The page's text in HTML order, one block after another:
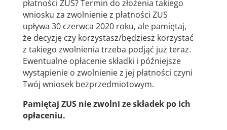
płatności ZUS? Termin do złożenia takiego
wniosku za zwolnienie z płatności ZUS
upływa 30 czerwca 2020 roku, ale pamiętaj,
że decyzję czy korzystasz/będziesz korzystać
z takiego zwolnienia trzeba podjąć już teraz.
Ewentualne opłacenie składki i późniejsze
wystąpienie o zwolnienie z jej płatności czyni
Twój wniosek bezprzedmiotowym.
Pamiętaj ZUS nie zwolni ze składek po ich
opłaceniu.